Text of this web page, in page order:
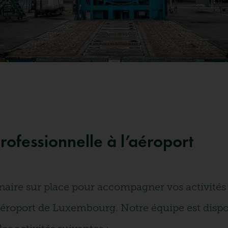
à l’aéroport
sur place pour accompagner vos
de Luxembourg. Notre équipe est